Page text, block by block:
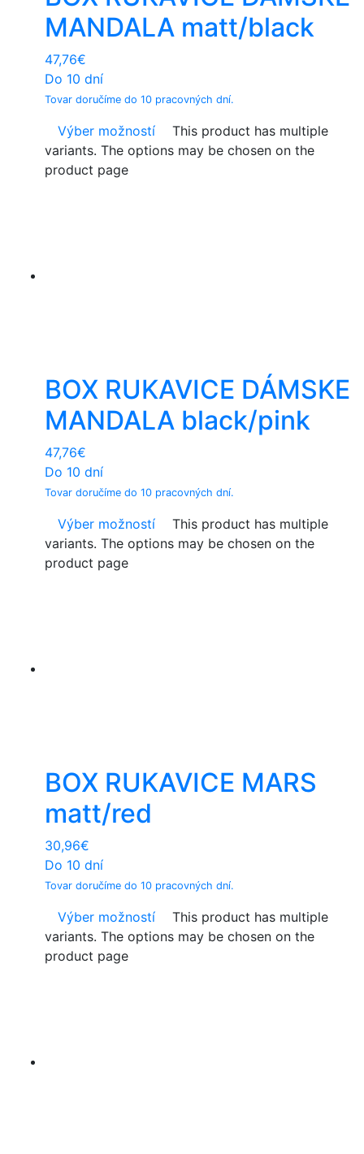
MANDALA matt/black
47,76€
Do 10 dní
Tovar doručíme do 10 pracovných dní.
Výber možností
This product has multiple
variants. The options may be chosen on the
product page
BOX RUKAVICE DÁMSKE
MANDALA black/pink
47,76€
Do 10 dní
Tovar doručíme do 10 pracovných dní.
Výber možností
This product has multiple
variants. The options may be chosen on the
product page
BOX RUKAVICE MARS
matt/red
30,96€
Do 10 dní
Tovar doručíme do 10 pracovných dní.
Výber možností
This product has multiple
variants. The options may be chosen on the
product page